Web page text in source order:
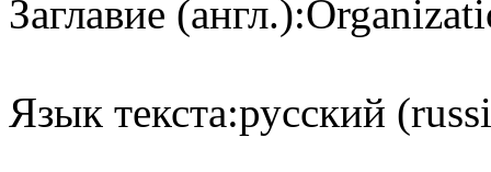
Заглавие (англ.):
Язык текста:русский